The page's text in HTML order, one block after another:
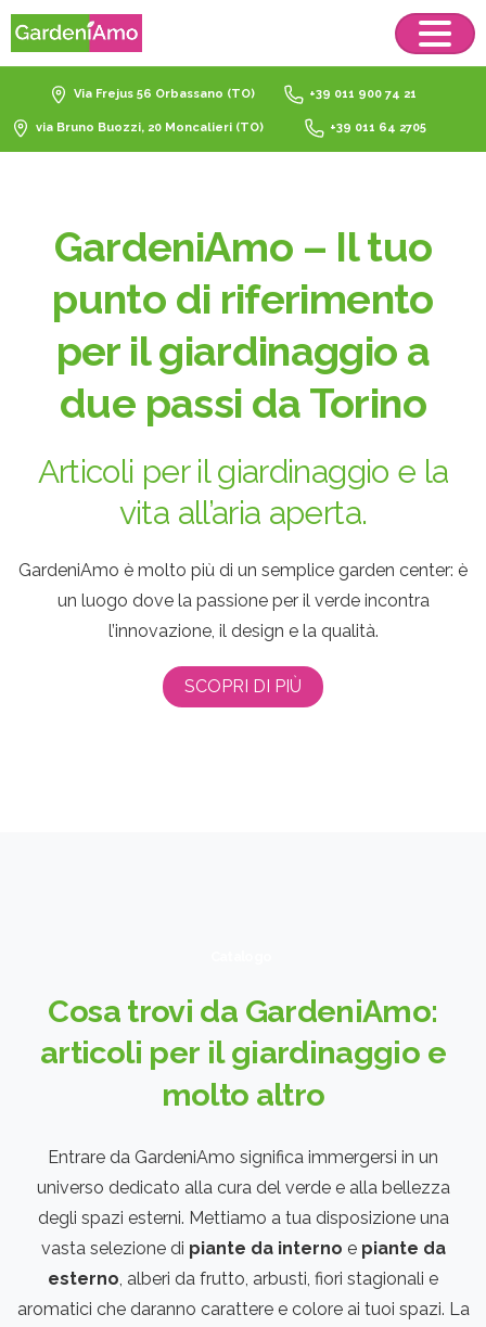
Via Frejus 56 Orbassano (TO) +39 011 900 74 21
via Bruno Buozzi, 20 Moncalieri (TO) +39 011 64 2705
GardeniAmo – Il tuo
punto di riferimento
per il giardinaggio a
due passi da Torino
Articoli per il giardinaggio e la
vita all’aria aperta.
GardeniAmo è molto più di un semplice garden center: è
un luogo dove la passione per il verde incontra
l’innovazione, il design e la qualità.
SCOPRI DI PIÙ
Cosa trovi da GardeniAmo:
articoli per il giardinaggio e
molto altro
Entrare da GardeniAmo significa immergersi in un
universo dedicato alla cura del verde e alla bellezza
degli spazi esterni. Mettiamo a tua disposizione una
vasta selezione di piante da interno e piante da
esterno , alberi da frutto, arbusti, fiori stagionali e
aromatici che daranno carattere e colore ai tuoi spazi. La